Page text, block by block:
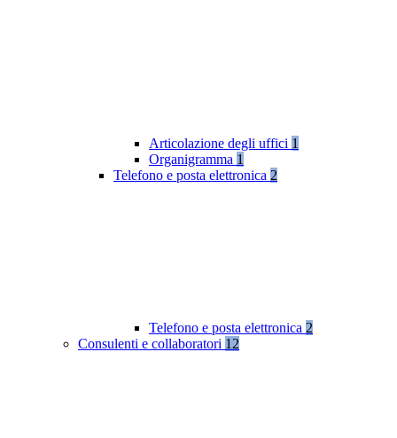
Articolazione degli uffici 1
Organigramma 1
Telefono e posta elettronica 2
Telefono e posta elettronica 2
Consulenti e collaboratori 12